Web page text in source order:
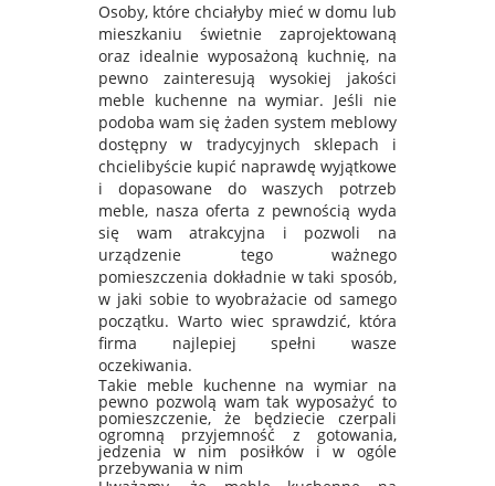
Osoby, które chciałyby mieć w domu lub
mieszkaniu świetnie zaprojektowaną
oraz idealnie wyposażoną kuchnię, na
pewno zainteresują wysokiej jakości
meble kuchenne na wymiar. Jeśli nie
podoba wam się żaden system meblowy
dostępny w tradycyjnych sklepach i
chcielibyście kupić naprawdę wyjątkowe
i dopasowane do waszych potrzeb
meble, nasza oferta z pewnością wyda
się wam atrakcyjna i pozwoli na
urządzenie tego ważnego
pomieszczenia dokładnie w taki sposób,
w jaki sobie to wyobrażacie od samego
początku. Warto wiec sprawdzić, która
firma najlepiej spełni wasze
oczekiwania.
Takie meble kuchenne na wymiar na
pewno pozwolą wam tak wyposażyć to
pomieszczenie, że będziecie czerpali
ogromną przyjemność z gotowania,
jedzenia w nim posiłków i w ogóle
przebywania w nim